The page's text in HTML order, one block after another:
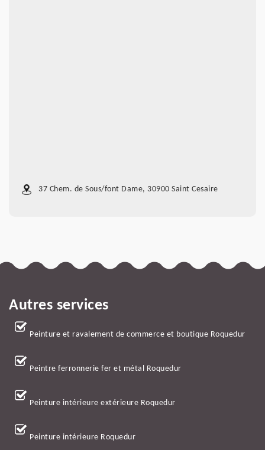
37 Chem. de Sous/font Dame, 30900 Saint Cesaire
Autres services
Peinture et ravalement de commerce et boutique Roquedur
Peintre ferronnerie fer et métal Roquedur
Peinture intérieure extérieure Roquedur
Peinture intérieure Roquedur